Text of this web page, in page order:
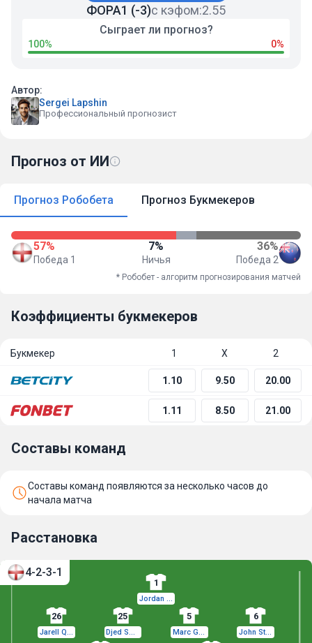
ФОРА1 (-3)с кэфом:2.55
100%
Сыграет ли прогноз?
0%
Автор:
Sergei Lapshin
Профессиональный прогнозист
Прогноз от ИИ
Прогноз Робобета Прогноз Букмекеров
57%
Победа 1
7%
Ничья
36%
Победа 2
* Робобет - алгоритм прогнозирования матчей
Коэффициенты букмекеров
Букмекер 1 Х 2
1.10 9.50 20.00
1.11 8.50 21.00
Составы команд
Составы команд появляются за несколько часов до
начала матча
Расстановка
1
Jordan Pickford
6
John Stones
5
Marc Guéhi
25
Djed Spence
26
Jarell Quansah
4-2-3-1